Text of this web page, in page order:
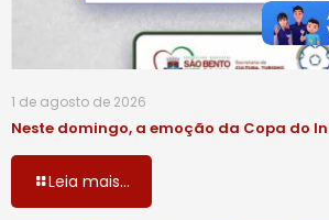
1 de agosto de 2026
Neste domingo, a emoção da Copa do
Leia mais...